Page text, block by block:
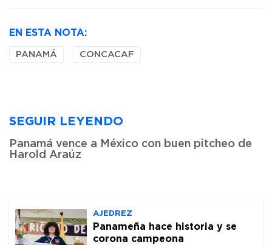
EN ESTA NOTA:
PANAMÁ CONCACAF
SEGUIR LEYENDO
Panamá vence a México con buen pitcheo de
Harold Araúz
AJEDREZ
Panameña hace historia y se
corona campeona